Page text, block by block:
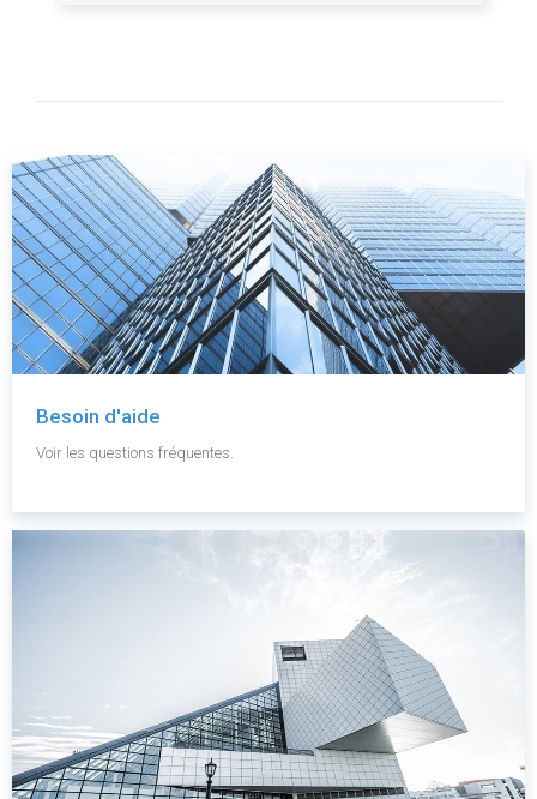
Besoin d'aide
Voir les questions fréquentes.